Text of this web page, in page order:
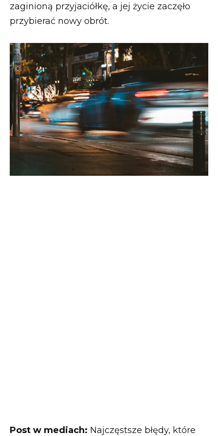
zaginioną przyjaciółkę, a jej życie zaczęło
przybierać nowy obrót.
Post w mediach: Najczęstsze błędy, które